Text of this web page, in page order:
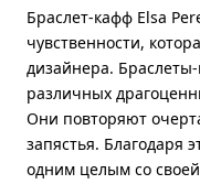
Браслет-кафф Elsa
чувственности,
дизайнера.
различных
Они повторяют
запястья. Благодаря
одним целым со